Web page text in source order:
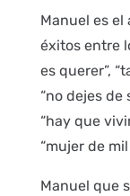
Manuel es
éxitos entre
es querer”,
“no dejes de
“hay que
“mujer de
Manuel que